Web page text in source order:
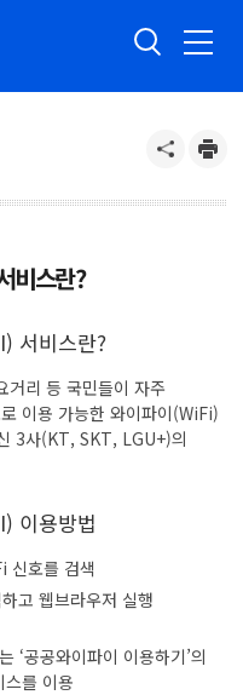
비스란?
서비스란?
거리 등 국민들이 자주
이용 가능한 와이파이(WiFi)
3사(KT, SKT, LGU+)의
이용방법
신호를 검색
고 웹브라우저 실행
‘공공와이파이 이용하기’의
를 이용